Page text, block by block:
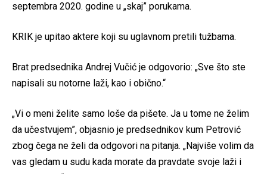
septembra 2020. godine u „skaj” porukama.
KRIK je upitao aktere koji su uglavnom pretili tužbama.
Brat predsednika Andrej Vučić je odgovorio: „Sve što ste
napisali su notorne laži, kao i obično.“
„Vi o meni želite samo loše da pišete. Ja u tome ne želim
da učestvujem”, objasnio je predsednikov kum Petrović
zbog čega ne želi da odgovori na pitanja. „Najviše volim da
vas gledam u sudu kada morate da pravdate svoje laži i